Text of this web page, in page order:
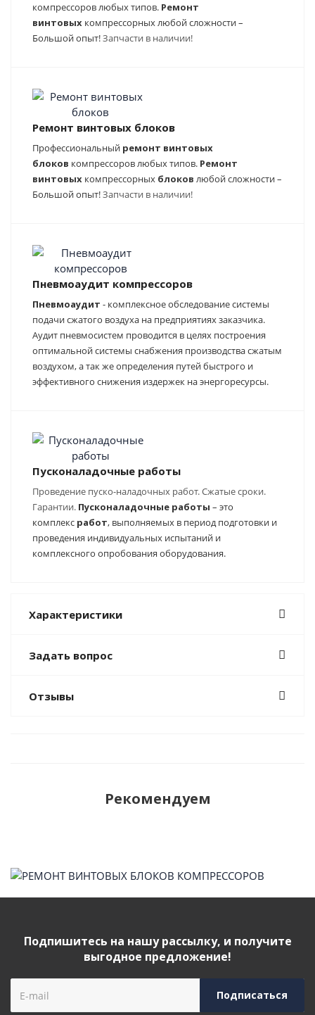
компрессоров любых типов. Ремонт
винтовых компрессорных любой сложности –
Большой опыт!Запчасти в наличии!
Ремонт винтовых блоков
Профессиональный ремонт винтовых
блоков компрессоров любых типов. Ремонт
винтовых компрессорных блоков любой сложности –
Большой опыт!Запчасти в наличии!
Пневмоаудит компрессоров
Пневмоаудит - комплексное обследование системы
подачи сжатого воздуха на предприятиях заказчика.
Аудит пневмосистем проводится в целях построения
оптимальной системы снабжения производства сжатым
воздухом, а так же определения путей быстрого и
эффективного снижения издержек на энергоресурсы.
Пусконаладочные работы
Проведение пуско-наладочных работ. Сжатые сроки.
Гарантии. Пусконаладочные работы – это
комплекс работ, выполняемых в период подготовки и
проведения индивидуальных испытаний и
комплексного опробования оборудования.
Характеристики
Задать вопрос
Отзывы
Рекомендуем
Подпишитесь на нашу рассылку, и получите
выгодное предложение!